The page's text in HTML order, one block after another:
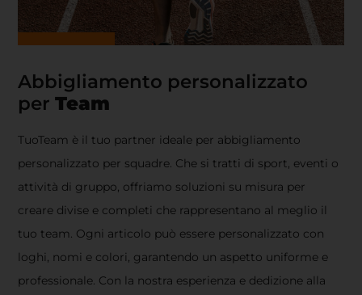
Abbigliamento personalizzato
perTeam
TuoTeam è il tuo partner ideale per abbigliamento
personalizzato per squadre. Che si tratti di sport, eventi o
attività di gruppo, offriamo soluzioni su misura per
creare divise e completi che rappresentano al meglio il
tuo team. Ogni articolo può essere personalizzato con
loghi, nomi e colori, garantendo un aspetto uniforme e
professionale. Con la nostra esperienza e dedizione alla